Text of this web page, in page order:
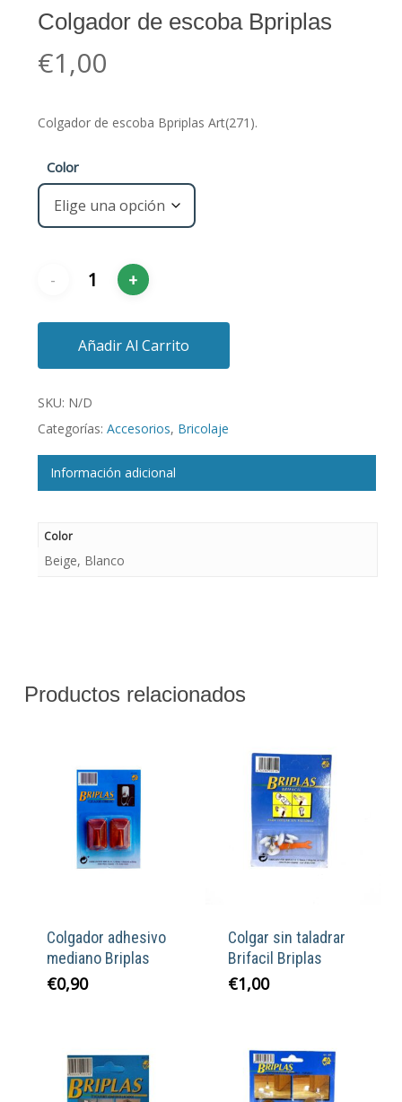
Colgador de escoba Bpriplas
€1,00
Colgador de escoba Bpriplas Art(271).
Color
Añadir Al Carrito
SKU: N/D
Categorías: Accesorios, Bricolaje
Información adicional
Color
Beige, Blanco
Productos relacionados
Colgador adhesivo
mediano Briplas
€0,90
Colgar sin taladrar
Brifacil Briplas
€1,00